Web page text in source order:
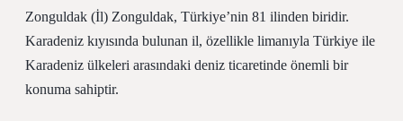
Zonguldak (İl) Zonguldak, Türkiye’nin 81 ilinden biridir.
Karadeniz kıyısında bulunan il, özellikle limanıyla Türkiye ile
Karadeniz ülkeleri arasındaki deniz ticaretinde önemli bir
konuma sahiptir.